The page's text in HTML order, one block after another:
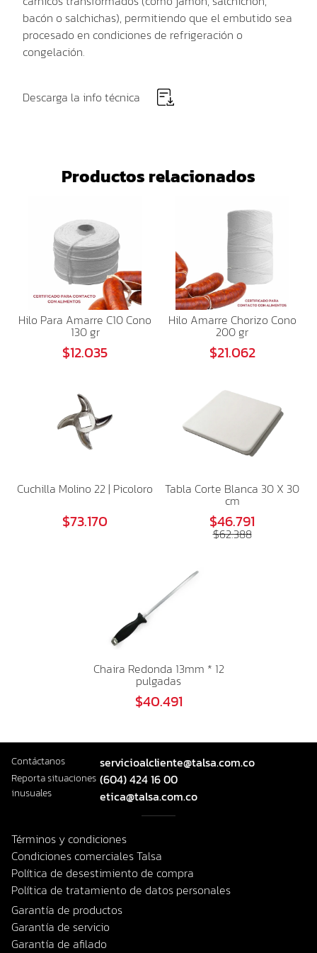
bacón o salchichas), permitiendo que el embutido sea
procesado en condiciones de refrigeración o
congelación.
Descarga la info técnica
Productos relacionados
Hilo Para Amarre C10 Cono
130 gr
$12.035
Hilo Amarre Chorizo Cono
200 gr
$21.062
Cuchilla Molino 22 | Picoloro
$73.170
Tabla Corte Blanca 30 X 30
cm
$46.791
$62.388
Chaira Redonda 13mm * 12
pulgadas
$40.491
Contáctanos servicioalcliente@talsa.com.co
Reporta situaciones
inusuales
(604) 424 16 00
etica@talsa.com.co
Términos y condiciones
Condiciones comerciales Talsa
Política de desestimiento de compra
Política de tratamiento de datos personales
Garantía de productos
Garantía de servicio
Garantía de afilado